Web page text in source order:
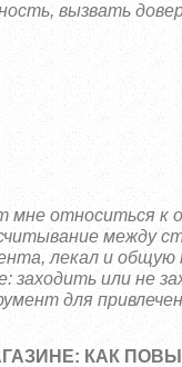
вызвать
мне относиться
между
лекал и
заходить или не
для
КАК